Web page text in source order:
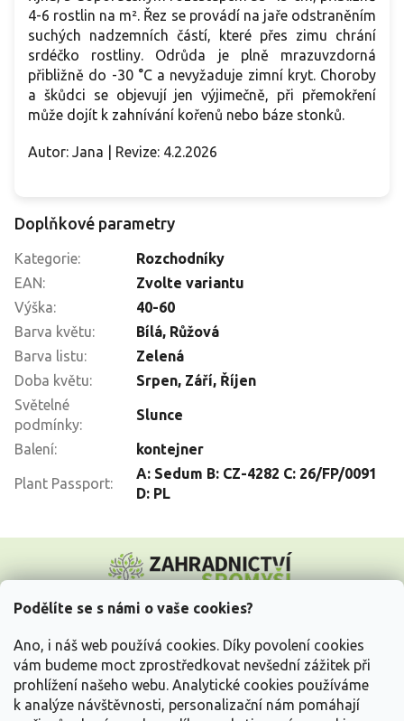
Podělíte se s námi o vaše cookies?
Ano, i náš web používá cookies. Díky povolení cookies
vám budeme moct zprostředkovat nevšední zážitek při
prohlížení našeho webu. Analytické cookies používáme
k analýze návštěvnosti, personalizační nám pomáhají
4-6 rostlin na m². Řez se provádí na jaře odstraněním
suchých nadzemních částí, které přes zimu chrání
srdéčko rostliny. Odrůda je plně mrazuvzdorná
přibližně do -30 °C a nevyžaduje zimní kryt. Choroby
a škůdci se objevují jen výjimečně, při přemokření
může dojít k zahnívání kořenů nebo báze stonků.
Autor: Jana | Revize: 4.2.2026
Doplňkové parametry
Kategorie:
Rozchodníky
EAN:
Zvolte variantu
Výška:
40-60
Barva květu: Bílá, Růžová
Barva listu:
Zelená
Doba květu: Srpen, Září, Říjen
Světelné
podmínky:
Slunce
Balení: kontejner
Plant Passport:
A: Sedum B: CZ-4282 C: 26/FP/0091
D: PL
p
Vše o nákupu
Informace pro Vás